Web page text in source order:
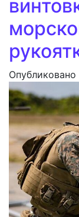
Опубликовано